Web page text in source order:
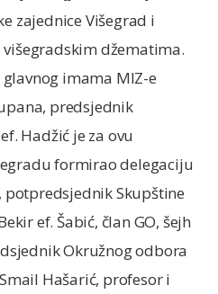
zajednice Višegrad i
džematima.
imama MIZ-e
predsjednik
Hadžić je za ovu
formirao delegaciju
potpredsjednik Skupštine
ef. Šabić, član GO, šejh
Okružnog odbora
Hašarić, profesor i